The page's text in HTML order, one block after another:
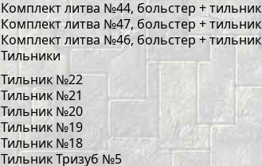
Комплект литва №44, больстер + тильник
Комплект литва №47, больстер + тильник
Комплект литва №46, больстер + тильник
Тильники
Тильник №22
Тильник №21
Тильник №20
Тильник №19
Тильник №18
Тильник Тризуб №5